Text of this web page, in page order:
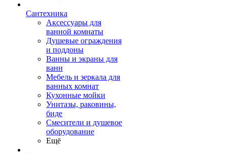
Сантехника
Аксессуары для
ванной комнаты
Душевые ограждения
и поддоны
Ванны и экраны для
ванн
Мебель и зеркала для
ванных комнат
Кухонные мойки
Унитазы, раковины,
биде
Смесители и душевое
оборудование
Ещё